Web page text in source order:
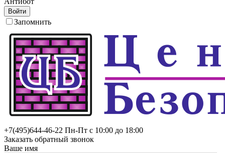
Войти
Запомнить
+7(495)644-46-22 Пн-Пт с 10:00 до 18:00
Заказать обратный звонок
Ваше имя